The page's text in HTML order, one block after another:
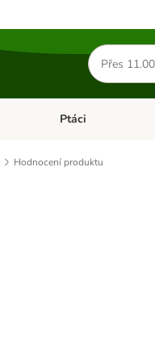
Hledat
produkty
Otevřít menu: Malá
Ptáci
Hodnocení produktu